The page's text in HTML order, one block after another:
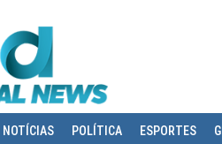
NOTÍCIAS POLÍTICA ESPORTES